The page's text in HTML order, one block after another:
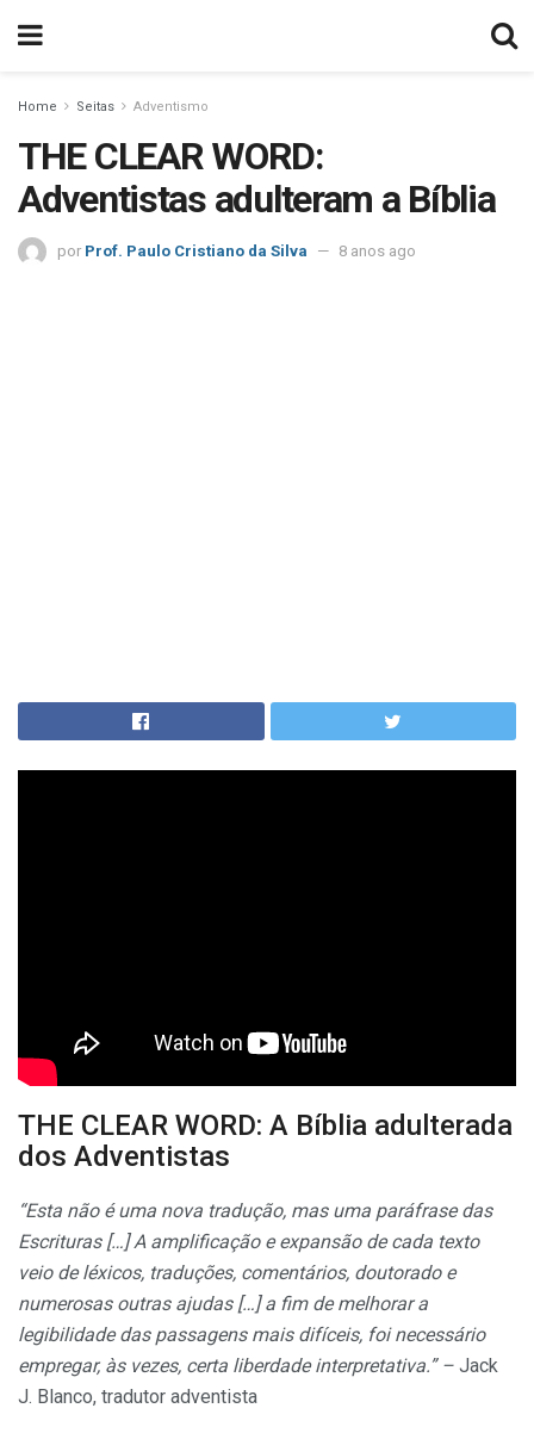
Home Seitas Adventismo
THE CLEAR WORD:
Adventistas adulteram a Bíblia
por Prof. Paulo Cristiano da Silva 8 anos ago
THE CLEAR WORD: A Bíblia adulterada
dos Adventistas
“Esta não é uma nova tradução, mas uma paráfrase das
Escrituras […] A amplificação e expansão de cada texto
veio de léxicos, traduções, comentários, doutorado e
numerosas outras ajudas […] a fim de melhorar a
legibilidade das passagens mais difíceis, foi necessário
empregar, às vezes, certa liberdade interpretativa.” – Jack
J. Blanco, tradutor adventista